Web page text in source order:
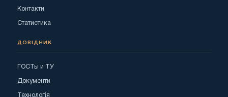
Контакти
Статистика
ДОВІДНИК
ГОСТы и ТУ
Документи
Технологія